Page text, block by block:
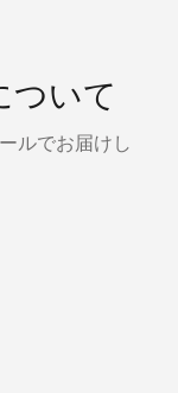
ついて
ルでお届けし